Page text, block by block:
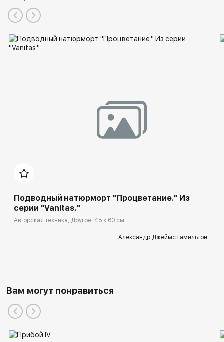
Подводный натюрморт "Процветание." Из
серии "Vanitas."
Авторская техника, Другое, 45 x 60 см
Александр Джеймс Гамильтон
Вам могут понравиться